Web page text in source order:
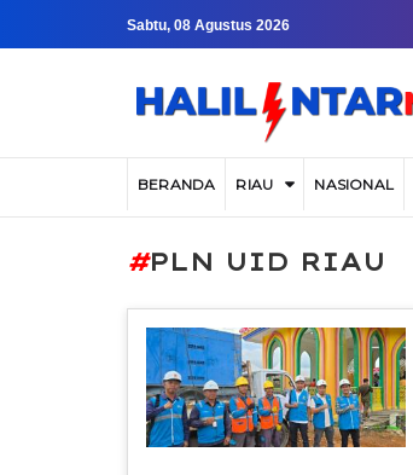
Sabtu, 08 Agustus 2026
BERANDA RIAU NASIONAL
#PLN UID RIAU